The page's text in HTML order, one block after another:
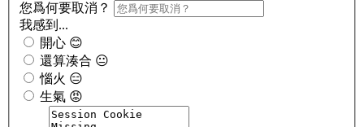
您爲何要取消？
我感到...
開心 😊
還算湊合 😐
惱火 😑
生氣 😡